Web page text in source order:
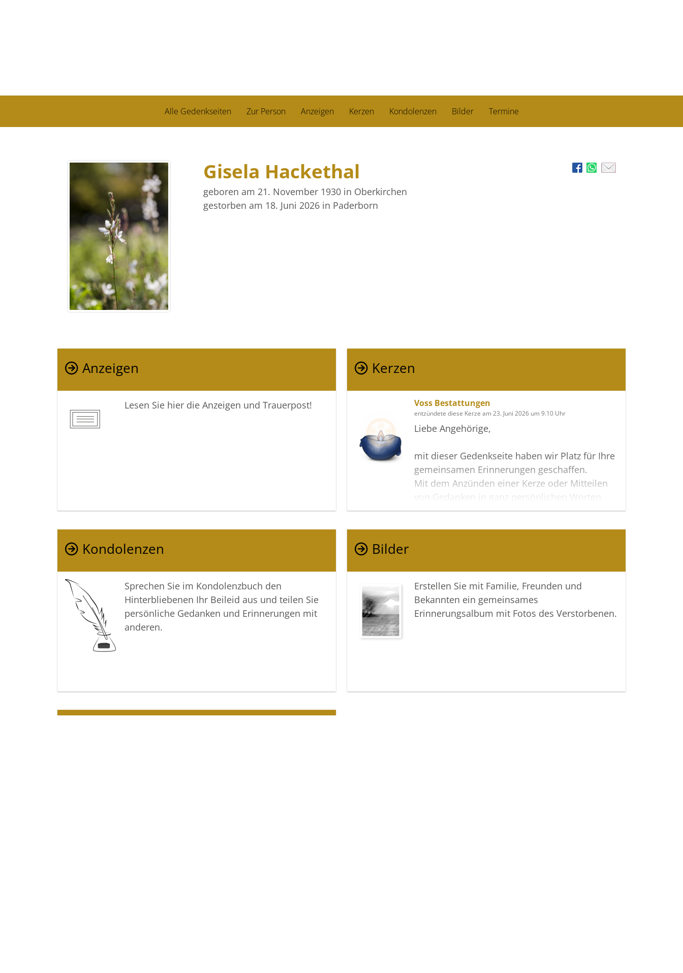
Alle Gedenkseiten Zur Person Anzeigen Kerzen Kondolenzen Bilder Termine
Gisela Hackethal
geboren am 21. November 1930 in Oberkirchen
gestorben am 18. Juni 2026 in Paderborn
Anzeigen
Lesen Sie hier die Anzeigen und Trauerpost!
Kerzen
Voss Bestattungen
entzündete diese Kerze am 23. Juni 2026 um 9.10 Uhr
Liebe Angehörige,
mit dieser Gedenkseite haben wir Platz für Ihre
gemeinsamen Erinnerungen geschaffen.
Mit dem Anzünden einer Kerze oder Mitteilen
von Gedanken in ganz persönlichen Worten
können Verwandte, Freunde oder Bekannte an
Kondolenzen
Sprechen Sie im Kondolenzbuch den
Hinterbliebenen Ihr Beileid aus und teilen Sie
persönliche Gedanken und Erinnerungen mit
anderen.
Bilder
Erstellen Sie mit Familie, Freunden und
Bekannten ein gemeinsames
Erinnerungsalbum mit Fotos des Verstorbenen.